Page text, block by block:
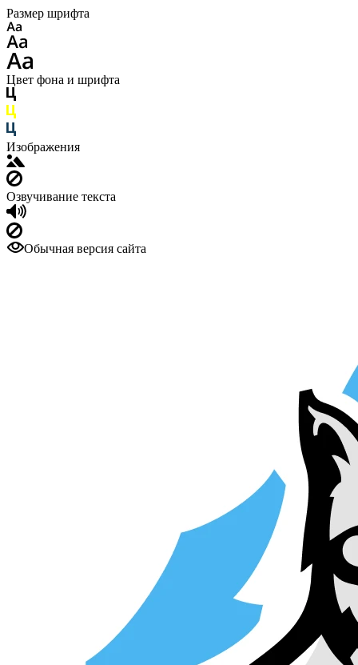
Размер шрифта
Цвет фона и шрифта
Изображения
Озвучивание текста
Обычная версия сайта